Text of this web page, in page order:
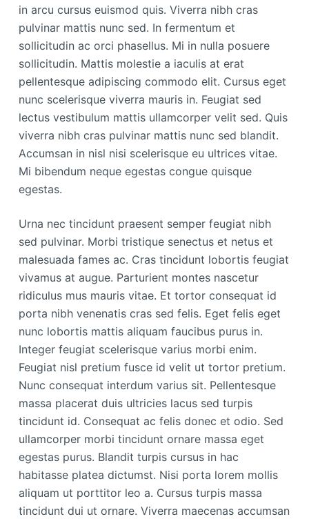
in arcu cursus euismod quis. Viverra nibh cras
pulvinar mattis nunc sed. In fermentum et
sollicitudin ac orci phasellus. Mi in nulla posuere
sollicitudin. Mattis molestie a iaculis at erat
pellentesque adipiscing commodo elit. Cursus eget
nunc scelerisque viverra mauris in. Feugiat sed
lectus vestibulum mattis ullamcorper velit sed. Quis
viverra nibh cras pulvinar mattis nunc sed blandit.
Accumsan in nisl nisi scelerisque eu ultrices vitae.
Mi bibendum neque egestas congue quisque
egestas.
Urna nec tincidunt praesent semper feugiat nibh
sed pulvinar. Morbi tristique senectus et netus et
malesuada fames ac. Cras tincidunt lobortis feugiat
vivamus at augue. Parturient montes nascetur
ridiculus mus mauris vitae. Et tortor consequat id
porta nibh venenatis cras sed felis. Eget felis eget
nunc lobortis mattis aliquam faucibus purus in.
Integer feugiat scelerisque varius morbi enim.
Feugiat nisl pretium fusce id velit ut tortor pretium.
Nunc consequat interdum varius sit. Pellentesque
massa placerat duis ultricies lacus sed turpis
tincidunt id. Consequat ac felis donec et odio. Sed
ullamcorper morbi tincidunt ornare massa eget
egestas purus. Blandit turpis cursus in hac
habitasse platea dictumst. Nisi porta lorem mollis
aliquam ut porttitor leo a. Cursus turpis massa
tincidunt dui ut ornare. Viverra maecenas accumsan